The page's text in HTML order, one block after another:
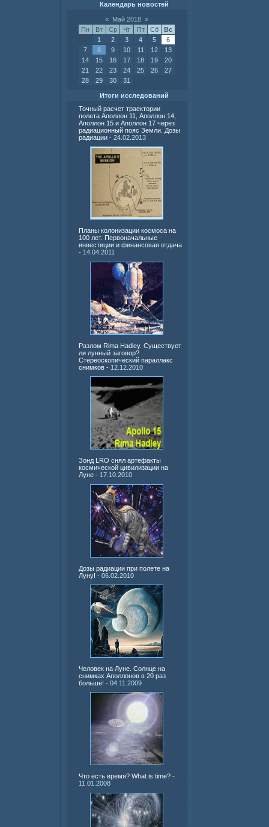
Календарь новостей
« Май 2018 »
Пн
Вт Ср Чт Пт Сб
Вс
1
2 3 4 5
6
7
8 9 10 11 12
13
14
15 16 17 18 19
20
21
22 23 24 25 26
27
28
29 30 31
Итоги исследований
Точный расчет траектории
полета Аполлон 11, Аполлон 14,
Аполлон 15 и Аполлон 17 через
радиационный пояс Земли. Дозы
радиации - 24.02.2013
Планы колонизации космоса на
100 лет. Первоначальные
инвестиции и финансовая отдача
- 14.04.2011
Разлом Rima Hadley. Существует
ли лунный заговор?
Стереоскопический параллакс
снимков - 12.12.2010
Зонд LRO снял артефакты
космической цивилизации на
Луне - 17.10.2010
Дозы радиации при полете на
Луну! - 06.02.2010
Человек на Луне. Солнце на
снимках Аполлонов в 20 раз
больше! - 04.11.2009
Что есть время? What is time? -
11.01.2008